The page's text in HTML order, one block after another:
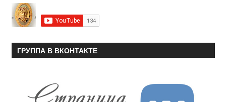
ГРУППА В ВКОНТАКТЕ